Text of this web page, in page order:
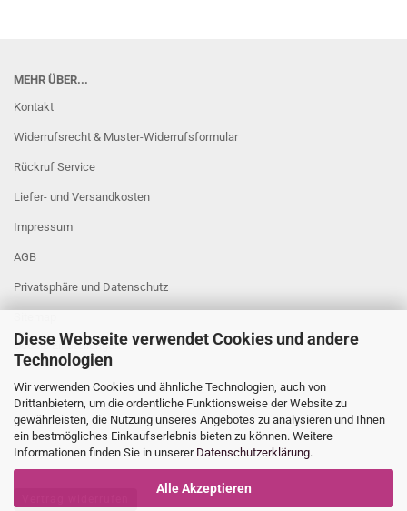
Diese Webseite verwendet Cookies und andere
Technologien
Wir verwenden Cookies und ähnliche Technologien, auch von
Drittanbietern, um die ordentliche Funktionsweise der Website zu
gewährleisten, die Nutzung unseres Angebotes zu analysieren und Ihnen
ein bestmögliches Einkaufserlebnis bieten zu können. Weitere
Informationen finden Sie in unserer Datenschutzerklärung.
Alle Akzeptieren
MEHR ÜBER...
Kontakt
Widerrufsrecht & Muster-Widerrufsformular
Rückruf Service
Liefer- und Versandkosten
Impressum
AGB
Privatsphäre und Datenschutz
Cookie Einstellungen